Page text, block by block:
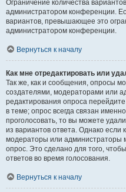
Ограничение количества
администратором конференции.
вариантов, превышающее это
администратором конференции.
Вернуться к началу
Как мне отредактировать или
Так же, как и сообщения, опросы
создателями, модераторами или
редактирования опроса
в теме; опрос всегда связан
проголосовать, то вы можете
из вариантов ответа. Однако если
модераторы или администраторы
опрос. Это сделано для того,
ответов во время голосования.
Вернуться к началу